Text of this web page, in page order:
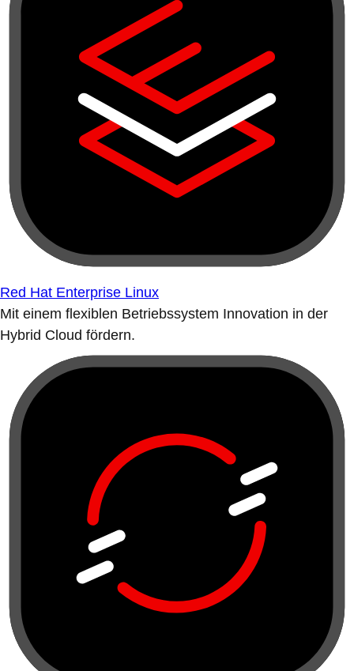
Red Hat Enterprise Linux
Mit einem flexiblen Betriebssystem Innovation in der
Hybrid Cloud fördern.